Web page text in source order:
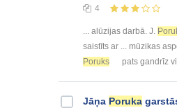
4
... alūzijas darbā. J.
saistīts ar ... mūzikas
Poruks
pats gandrīz
Jāņa Poruka